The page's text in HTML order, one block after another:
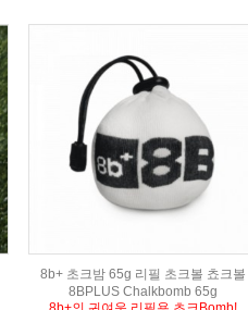
8b+ 초크밤 65g 리필 초크볼 쵸크볼
8BPLUS Chalkbomb 65g